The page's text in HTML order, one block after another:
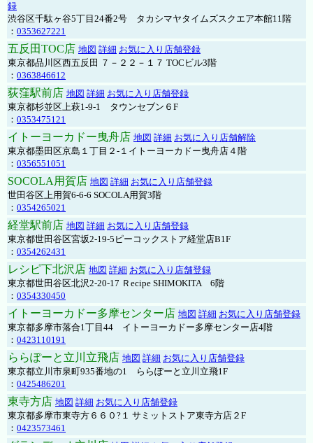
録
渋谷区千駄ヶ谷5丁目24番2号 タカシマヤタイムズスクエア本館11階
： 0353627221
五反田TOC店 地図 詳細 お気に入り店舗登録
東京都品川区西五反田 ７－２２－１７ TOCビル3階
： 0363846612
荻窪駅前店 地図 詳細 お気に入り店舗登録
東京都杉並区上萩1-9-1 タウンセブン６F
： 0353475121
イトーヨーカドー曳舟店 地図 詳細 お気に入り店舗解除
東京都墨田区京島１丁目２-１イトーヨーカドー曳舟店４階
： 0356551051
SOCOLA用賀店 地図 詳細 お気に入り店舗登録
世田谷区上用賀6-6-6 SOCOLA用賀3階
： 0354265021
経堂駅前店 地図 詳細 お気に入り店舗登録
東京都世田谷区宮坂2-19-5ピーコックストア経堂店B1F
： 0354262431
レシピ下北沢店 地図 詳細 お気に入り店舗登録
東京都世田谷区北沢2-20-17 Ｒecipe SHIMOKITA 6階
： 0354330450
イトーヨーカドー多摩センター店 地図 詳細 お気に入り店舗登録
東京都多摩市落合1丁目44 イトーヨーカドー多摩センター店4階
： 0423110191
ららぽーと立川立飛店 地図 詳細 お気に入り店舗登録
東京都立川市泉町935番地の1 ららぽーと立川立飛1F
： 0425486201
東寺方店 地図 詳細 お気に入り店舗登録
東京都多摩市東寺方６６０?１ サミットストア東寺方店２F
： 0423573461